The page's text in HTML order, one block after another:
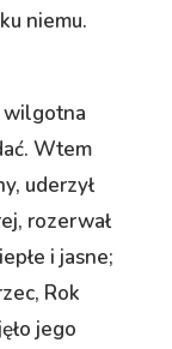
niemu.
wilgotna
Wtem
uderzył
rozerwał
i jasne;
Rok
jego